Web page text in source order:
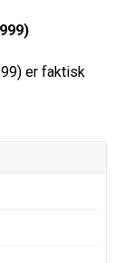
er faktisk